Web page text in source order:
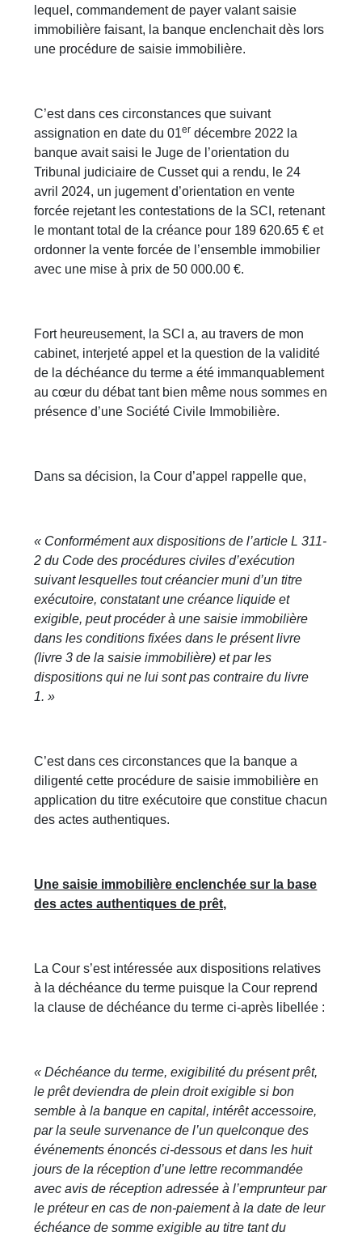
lequel, commandement de payer valant saisie
immobilière faisant, la banque enclenchait dès lors
une procédure de saisie immobilière.
C’est dans ces circonstances que suivant
assignation en date du 01er décembre 2022 la
banque avait saisi le Juge de l’orientation du
Tribunal judiciaire de Cusset qui a rendu, le 24
avril 2024, un jugement d’orientation en vente
forcée rejetant les contestations de la SCI, retenant
le montant total de la créance pour 189 620.65 € et
ordonner la vente forcée de l’ensemble immobilier
avec une mise à prix de 50 000.00 €.
Fort heureusement, la SCI a, au travers de mon
cabinet, interjeté appel et la question de la validité
de la déchéance du terme a été immanquablement
au cœur du débat tant bien même nous sommes en
présence d’une Société Civile Immobilière.
Dans sa décision, la Cour d’appel rappelle que,
« Conformément aux dispositions de l’article L 311-
2 du Code des procédures civiles d’exécution
suivant lesquelles tout créancier muni d’un titre
exécutoire, constatant une créance liquide et
exigible, peut procéder à une saisie immobilière
dans les conditions fixées dans le présent livre
(livre 3 de la saisie immobilière) et par les
dispositions qui ne lui sont pas contraire du livre
1. »
C’est dans ces circonstances que la banque a
diligenté cette procédure de saisie immobilière en
application du titre exécutoire que constitue chacun
des actes authentiques.
Une saisie immobilière enclenchée sur la base
des actes authentiques de prêt,
La Cour s’est intéressée aux dispositions relatives
à la déchéance du terme puisque la Cour reprend
la clause de déchéance du terme ci-après libellée :
« Déchéance du terme, exigibilité du présent prêt,
le prêt deviendra de plein droit exigible si bon
semble à la banque en capital, intérêt accessoire,
par la seule survenance de l’un quelconque des
événements énoncés ci-dessous et dans les huit
jours de la réception d’une lettre recommandée
avec avis de réception adressée à l’emprunteur par
le préteur en cas de non-paiement à la date de leur
échéance de somme exigible au titre tant du